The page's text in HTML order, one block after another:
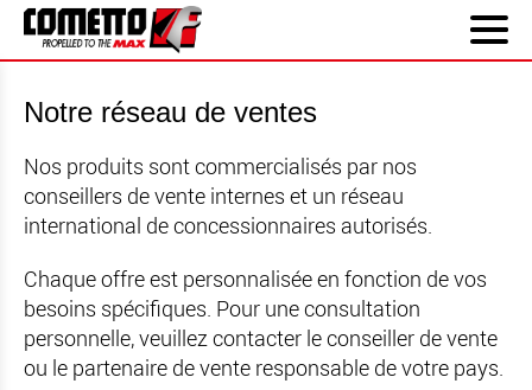
Notre réseau de ventes
Nos produits sont commercialisés par nos
conseillers de vente internes et un réseau
international de concessionnaires autorisés.
Chaque offre est personnalisée en fonction de vos
besoins spécifiques. Pour une consultation
personnelle, veuillez contacter le conseiller de vente
ou le partenaire de vente responsable de votre pays.